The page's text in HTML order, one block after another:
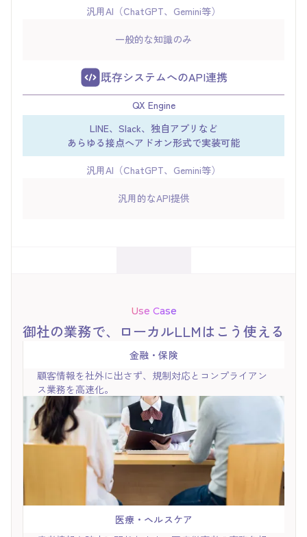
汎用AI（ChatGPT、Gemini等）
一般的な知識のみ
既存システムへのAPI連携
QX Engine
LINE、Slack、独自アプリなど
あらゆる接点へアドオン形式で実装可能
汎用AI（ChatGPT、Gemini等）
汎用的なAPI提供
Use Case
御社の業務で、ローカルLLMはこう使える
金融・保険
顧客情報を社外に出さず、規制対応とコンプライアン
ス業務を高速化。
医療・ヘルスケア